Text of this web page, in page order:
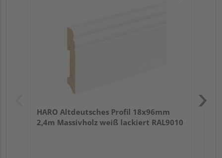
HARO Altdeutsches Profil 18x96mm
2,4m Massivholz weiß lackiert RAL9010